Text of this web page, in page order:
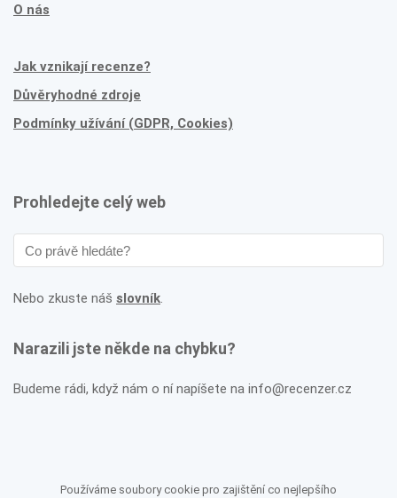
O nás
Jak vznikají recenze?
Důvěryhodné zdroje
Podmínky užívání (GDPR, Cookies)
Prohledejte celý web
Nebo zkuste náš slovník.
Narazili jste někde na chybku?
Budeme rádi, když nám o ní napíšete na info@recenzer.cz
Používáme soubory cookie pro zajištění co nejlepšího